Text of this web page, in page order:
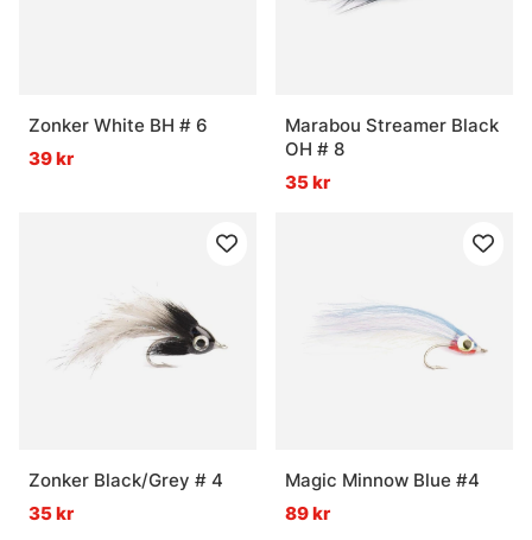
Zonker White BH # 6
39 kr
Marabou Streamer Black
OH # 8
35 kr
Zonker Black/Grey # 4
35 kr
Magic Minnow Blue #4
89 kr